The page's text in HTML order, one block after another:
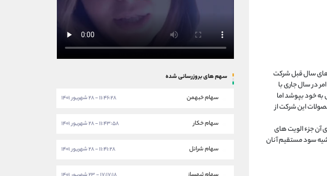
سال قبل شرکت
در سال جاری با
به خود بپوشد اما
این شرکت از
آن جزء الویت های
سود مستقیم آنان
سهم های بروزرسانی شده
سهام خبهمن ۱۱:۴۶:۲۸ - ۲۸ شهریور ۱۴۰۱
سهام خکار ۱۱:۴۳:۵۸ - ۲۸ شهریور ۱۴۰۱
سهام شرانل ۱۱:۴۱:۲۸ - ۲۸ شهریور ۱۴۰۱